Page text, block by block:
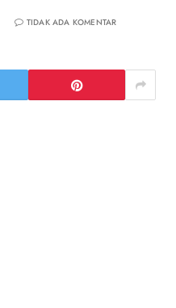
TIDAK ADA KOMENTAR